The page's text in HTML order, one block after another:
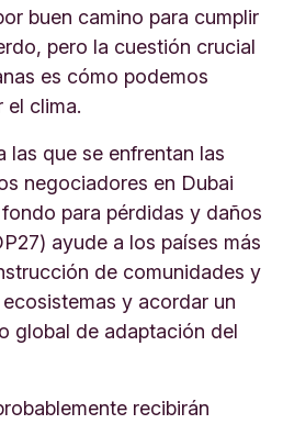
buen camino para cumplir
pero la cuestión crucial
es cómo podemos
el clima.
las que se enfrentan las
negociadores en Dubai
para pérdidas y daños
ayude a los países más
de comunidades y
y acordar un
global de adaptación del
recibirán